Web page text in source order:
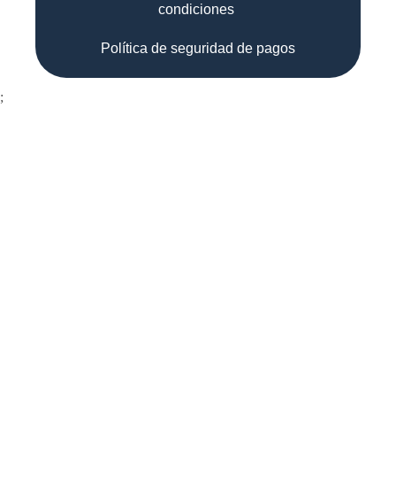
condiciones
Política de seguridad de pagos
;